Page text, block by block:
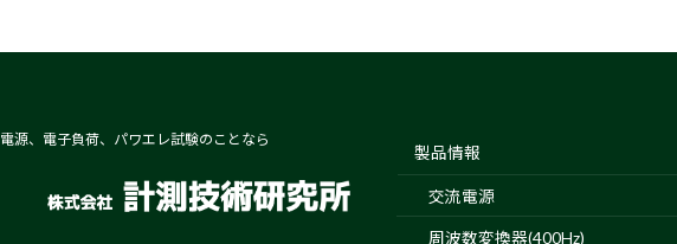
電源、電子負荷、パワエレ試験のことなら
製品情報
交流電源
周波数変換器(400Hz)